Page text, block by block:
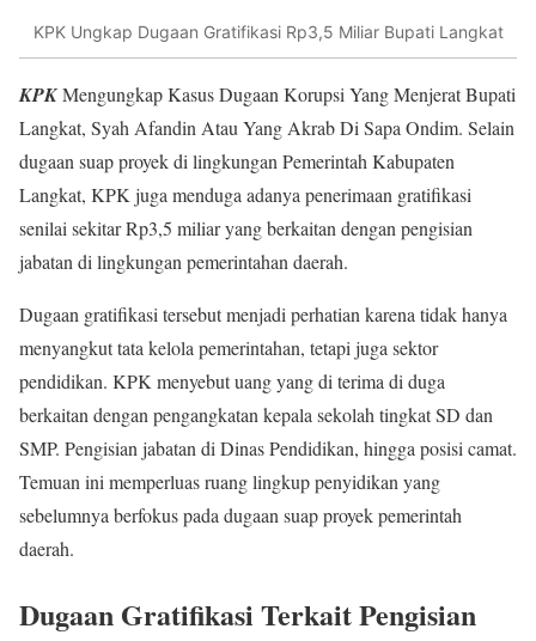
KPK Ungkap Dugaan Gratifikasi Rp3,5 Miliar Bupati Langkat
KPKMengungkap Kasus Dugaan Korupsi Yang Menjerat Bupati
Langkat, Syah Afandin Atau Yang Akrab Di Sapa Ondim. Selain
dugaan suap proyek di lingkungan Pemerintah Kabupaten
Langkat, KPK juga menduga adanya penerimaan gratifikasi
senilai sekitar Rp3,5 miliar yang berkaitan dengan pengisian
jabatan di lingkungan pemerintahan daerah.
Dugaan gratifikasi tersebut menjadi perhatian karena tidak hanya
menyangkut tata kelola pemerintahan, tetapi juga sektor
pendidikan. KPK menyebut uang yang di terima di duga
berkaitan dengan pengangkatan kepala sekolah tingkat SD dan
SMP. Pengisian jabatan di Dinas Pendidikan, hingga posisi camat.
Temuan ini memperluas ruang lingkup penyidikan yang
sebelumnya berfokus pada dugaan suap proyek pemerintah
daerah.
Dugaan Gratifikasi Terkait Pengisian